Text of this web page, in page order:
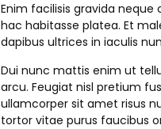
Enim facilisis gravida neque
hac habitasse platea. Et
dapibus ultrices in iaculis
Dui nunc mattis enim ut
arcu. Feugiat nisl pretium
ullamcorper sit amet risus
tortor vitae purus faucibus